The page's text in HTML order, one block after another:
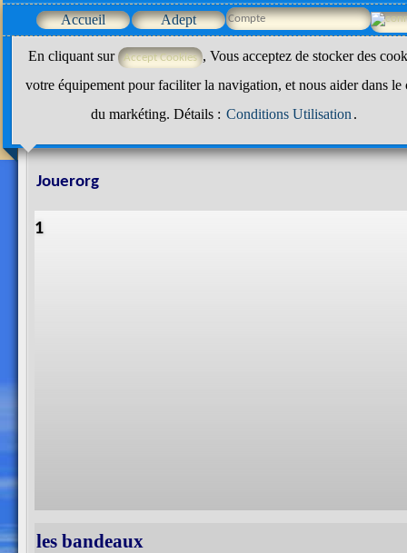
Accueil Adept
En cliquant sur
, Vous acceptez de stocker des
votre équipement pour faciliter la navigation, et nous aider dans le
du markéting. Détails : Conditions Utilisation .
Jouerorg
1
les bandeaux